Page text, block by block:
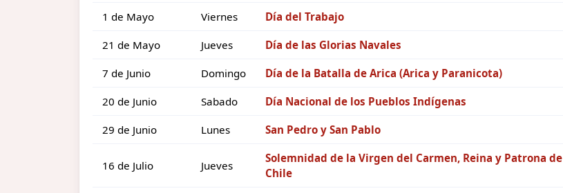
1 de Mayo Viernes Día del Trabajo
21 de Mayo Jueves Día de las Glorias Navales
7 de Junio Domingo Día de la Batalla de Arica (Arica y Paranicota)
20 de Junio Sabado Día Nacional de los Pueblos Indígenas
29 de Junio Lunes San Pedro y San Pablo
16 de Julio Jueves
Solemnidad de la Virgen del Carmen, Reina y Patrona de
Chile